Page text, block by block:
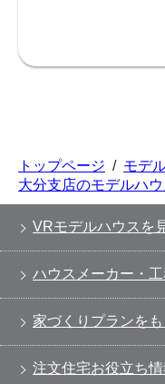
トップページ / モデ
大分支店のモデルハウ
VRモデルハウスを
ハウスメーカー・
家づくりプランをも
注文住宅お役立ち情